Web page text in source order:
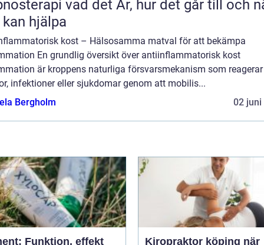
det Är, hur det går till och när
hjälpa
kost – Hälsosamma matval för att bekämpa
En grundlig översikt över antiinflammatorisk kost
är kroppens naturliga försvarsmekanism som
infektioner eller sjukdomar genom att mobilis...
Bergholm
02 juni
Funktion, effekt Kiropraktor köping när